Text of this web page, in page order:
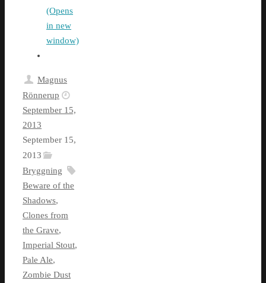
(Opens
in new
window)
Magnus
Rönnerup
September 15,
2013
September 15,
2013
Bryggning
Beware of the
Shadows,
Clones from
the Grave,
Imperial Stout,
Pale Ale,
Zombie Dust